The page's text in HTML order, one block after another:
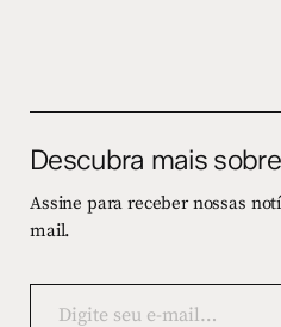
Descubra mais
Assine para receber nossas
mail.